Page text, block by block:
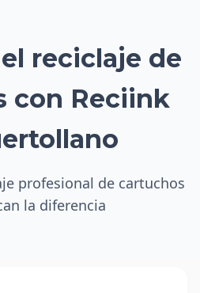
reciclaje de
con Reciink
profesional de cartuchos
la diferencia